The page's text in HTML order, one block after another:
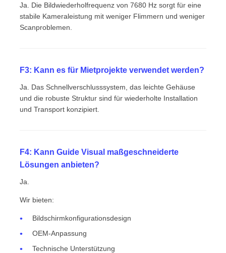
Ja. Die Bildwiederholfrequenz von 7680 Hz sorgt für eine
stabile Kameraleistung mit weniger Flimmern und weniger
Scanproblemen.
F3: Kann es für Mietprojekte verwendet werden?
Ja. Das Schnellverschlusssystem, das leichte Gehäuse
und die robuste Struktur sind für wiederholte Installation
und Transport konzipiert.
F4: Kann Guide Visual maßgeschneiderte
Lösungen anbieten?
Ja.
Wir bieten:
Bildschirmkonfigurationsdesign
OEM-Anpassung
Technische Unterstützung